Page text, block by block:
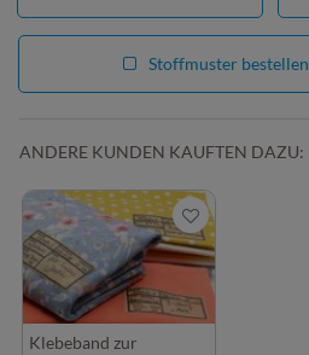
Stoffmuster bestellen
ANDERE KUNDEN KAUFTEN DAZU:
Klebeband zur